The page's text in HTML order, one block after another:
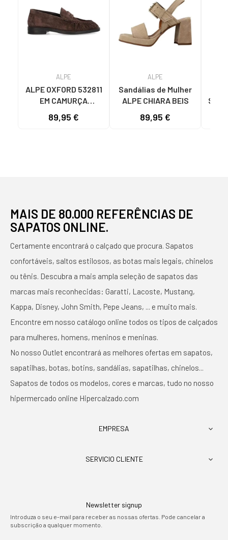
ALPE
ALPE OXFORD 532811
EM CAMURÇA
89,95 €
ALPE
Sandálias de Mulher
ALPE CHIARA BEIS
89,95 €
MAIS DE 80.000 REFERÊNCIAS DE
SAPATOS ONLINE.
Certamente encontrará o calçado que procura. Sapatos
confortáveis, saltos estilosos, as botas mais legais, chinelos
ou tênis. Descubra a mais ampla seleção de sapatos das
marcas mais reconhecidas: Garatti, Lacoste, Mustang,
Kappa, Disney, John Smith, Pepe Jeans, ... e muito mais.
Encontre em nosso catálogo online todos os tipos de calçados
para mulheres, homens, meninos e meninas.
No nosso Outlet encontrará as melhores ofertas em sapatos,
sapatilhas, botas, botins, sandálias, sapatilhas, chinelos...
Sapatos de todos os modelos, cores e marcas, tudo no nosso
hipermercado online Hipercalzado.com
EMPRESA 
SERVICIO CLIENTE 
Newsletter signup
Introduza o seu e-mail para receber as nossas ofertas. Pode cancelar a
subscrição a qualquer momento.